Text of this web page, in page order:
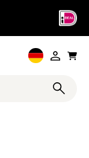
Schnelle